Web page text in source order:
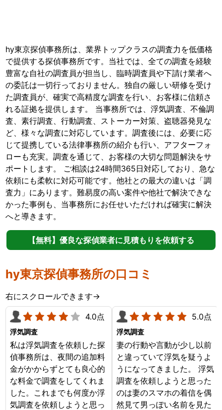
hy東京探偵事務所は、業界トップクラスの調査力を低価格
で提供する探偵事務所です。当社では、全ての調査を経験
豊富な自社の調査員が担当し、臨時調査員や下請け業者へ
の委託は一切行っておりません。独自の厳しい研修を受け
た調査員が、確実で高精度な調査を行い、お客様に信頼さ
れる証拠を提供します。 当事務所では、浮気調査、不倫調
査、素行調査、行動調査、ストーカー対策、盗聴器発見な
ど、様々な調査に対応しています。調査後には、必要に応
じて提携している法律事務所の紹介も行い、アフターフォ
ローも充実。調査を通じて、お客様の大切な問題解決をサ
ポートします。 ご相談は24時間365日対応しており、急な
依頼にも柔軟に対応可能です。他社との最大の違いは「調
査力」にあります。難易度の高い案件や他社で解決できな
かった事例も、当事務所にお任せいただければ確実に解決
へと導きます。
【無料】優良な探偵業者に見積もりを依頼する
hy東京探偵事務所の口コミ
右にスクロールできます→
4.0点
浮気調査
私は浮気調査を依頼した探
偵事務所は、夜間の追加料
金がかからずとても良心的
な料金で調査をしてくれま
した。これまでも何度か浮
気調査を依頼しようと思っ
5.0点
浮気調査
妻の行動や言動が少し以前
と違っていて浮気を疑うよ
うになってきました。 浮気
調査を依頼しようと思った
のは妻のスマホの着信を偶
然見て男っぽい名前を見た